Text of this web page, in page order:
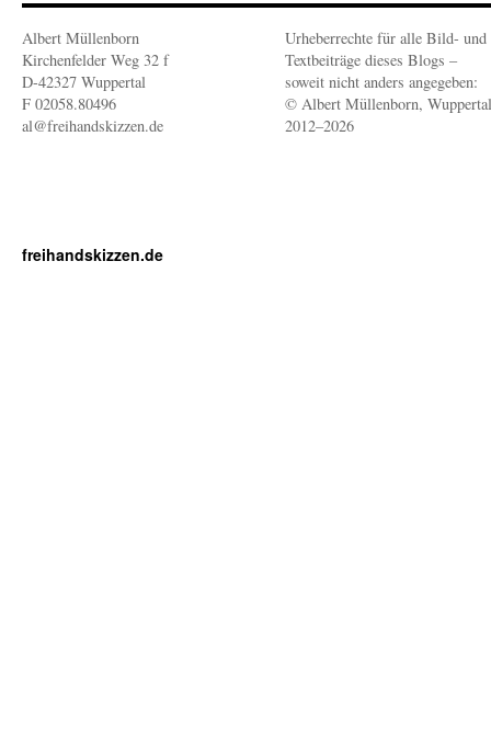
Albert Müllenborn
Kirchenfelder Weg 32 f
D-42327 Wuppertal
F 02058.80496
al@freihandskizzen.de
Urheberrechte für alle Bild- und
Textbeiträge dieses Blogs –
soweit nicht anders angegeben:
© Albert Müllenborn, Wuppertal
2012–2026
freihandskizzen.de